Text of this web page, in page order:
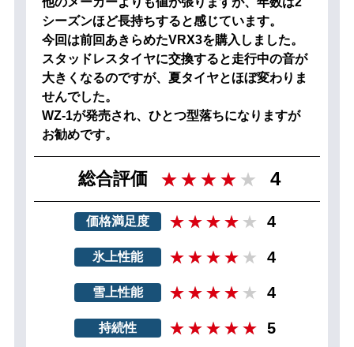
シーズンほど長持ちすると感じています。
今回は前回あきらめたVRX3を購入しました。
スタッドレスタイヤに交換すると走行中の音が
大きくなるのですが、夏タイヤとほぼ変わりま
せんでした。
WZ-1が発売され、ひとつ型落ちになりますが
お勧めです。
総合評価 4
価格満足度 4
氷上性能 4
雪上性能 4
持続性 5